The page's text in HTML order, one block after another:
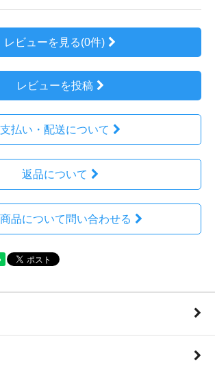
レビューを見る(0件)
レビューを投稿
支払い・配送について
返品について
品について問い合わせる